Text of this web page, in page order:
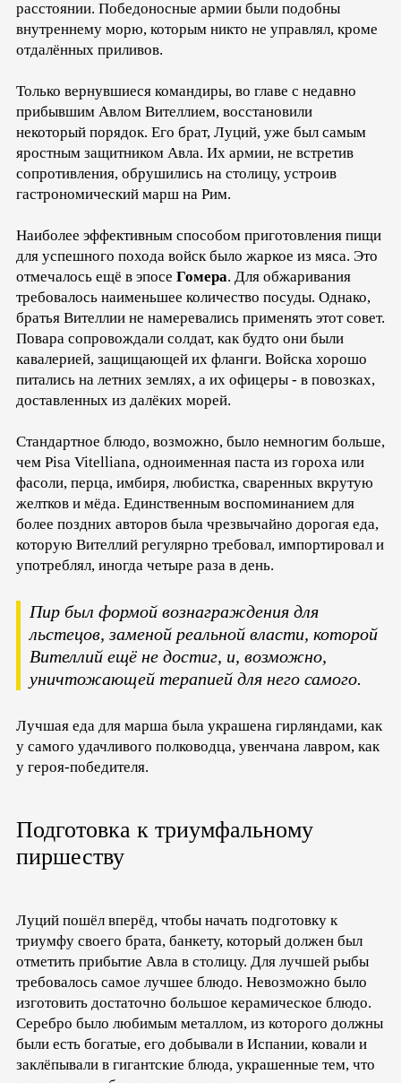
расстоянии. Победоносные армии были подобны
внутреннему морю, которым никто не управлял, кроме
отдалённых приливов.
Только вернувшиеся командиры, во главе с недавно
прибывшим Авлом Вителлием, восстановили
некоторый порядок. Его брат, Луций, уже был самым
яростным защитником Авла. Их армии, не встретив
сопротивления, обрушились на столицу, устроив
гастрономический марш на Рим.
Наиболее эффективным способом приготовления пищи
для успешного похода войск было жаркое из мяса. Это
отмечалось ещё в эпосе Гомера. Для обжаривания
требовалось наименьшее количество посуды. Однако,
братья Вителлии не намеревались применять этот совет.
Повара сопровождали солдат, как будто они были
кавалерией, защищающей их фланги. Войска хорошо
питались на летних землях, а их офицеры - в повозках,
доставленных из далёких морей.
Стандартное блюдо, возможно, было немногим больше,
чем Pisa Vitelliana, одноименная паста из гороха или
фасоли, перца, имбиря, любистка, сваренных вкрутую
желтков и мёда. Единственным воспоминанием для
более поздних авторов была чрезвычайно дорогая еда,
которую Вителлий регулярно требовал, импортировал и
употреблял, иногда четыре раза в день.
Пир был формой вознаграждения для
льстецов, заменой реальной власти, которой
Вителлий ещё не достиг, и, возможно,
уничтожающей терапией для него самого.
Лучшая еда для марша была украшена гирляндами, как
у самого удачливого полководца, увенчана лавром, как
у героя-победителя.
Подготовка к триумфальному
пиршеству
Луций пошёл вперёд, чтобы начать подготовку к
триумфу своего брата, банкету, который должен был
отметить прибытие Авла в столицу. Для лучшей рыбы
требовалось самое лучшее блюдо. Невозможно было
изготовить достаточно большое керамическое блюдо.
Серебро было любимым металлом, из которого должны
были есть богатые, его добывали в Испании, ковали и
заклёпывали в гигантские блюда, украшенные тем, что